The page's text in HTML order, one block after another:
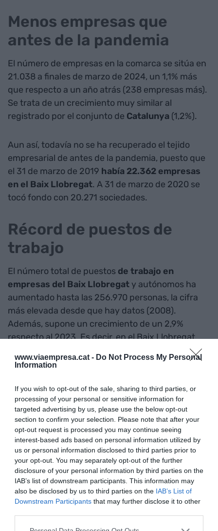
www.viaempresa.cat - Do Not Process My Personal
Information
If you wish to opt-out of the sale, sharing to third parties, or
processing of your personal or sensitive information for
targeted advertising by us, please use the below opt-out
section to confirm your selection. Please note that after your
opt-out request is processed you may continue seeing
interest-based ads based on personal information utilized by
us or personal information disclosed to third parties prior to
your opt-out. You may separately opt-out of the further
disclosure of your personal information by third parties on the
IAB’s list of downstream participants. This information may
also be disclosed by us to third parties on the IAB’s List of
Downstream Participants that may further disclose it to other
Menos empresas que
antes de la pandemia
El número de empresas en la comarca se sitúa en
21.038 a finales de marzo de 2024, un 1,1% más
que respecto a un año atrás (238 empresas más).
Se trata de un crecimiento muy similar al
registrado por el conjunto de Catalunya (1,2%).
Aun así, todavía no se ha recuperado el tejido
empresarial de antes de la pandemia, puesto que
el 31 de marzo de 2019 había 22.362 empresas
en el Baix Llobregat. A 31 de marzo de 2020 se
tocó fondo con 20.271 sociedades.
Récord de puestos de
trabajo
El número total de puestos de trabajo en
empresas del Baix Llobregat y autónomos ha
aumentado hasta las 256.970 personas, la cifra
más elevada desde que hay datos (2008).
Además, supone un crecimiento de un 2,9%
respecto al 2023. Es decir, en el Baix Llobregat
hay 10.140 puestos de trabajo más que el año
pasado.
Si se atiende laresidencia padronal del afiliado
en lugar de la sede de la empresa, han aumentado
un 2,3% a la comarca respecto a un año atrás,
hasta las 379.790 personas a finales de marzo de
2024, la cifra más elevada desde el 2012 (inicio de
la serie disponible).
AñadirVIA Empresa como fuente preferida
de Google de forma gratuita
actualidad
ACTIVAR AHORA